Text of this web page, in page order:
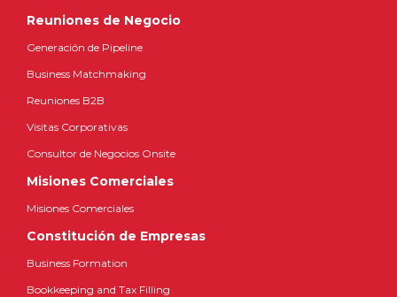
Reuniones de Negocio
Generación de Pipeline
Business Matchmaking
Reuniones B2B
Visitas Corporativas
Consultor de Negocios Onsite
Misiones Comerciales
Misiones Comerciales
Constitución de Empresas
Business Formation
Bookkeeping and Tax Filling